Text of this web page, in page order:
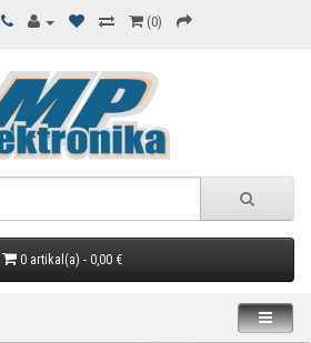
(0)
0 artikal(a) - 0,00 €